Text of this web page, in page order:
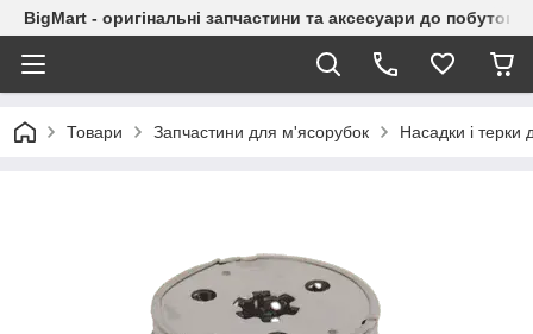
BigMart - оригінальні запчастини та аксесуари до побутової
Товари Запчастини для м'ясорубок Насадки і терки